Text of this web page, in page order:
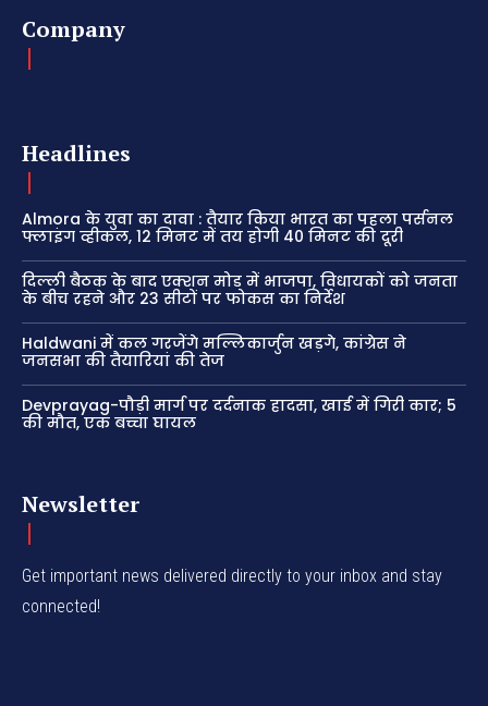
Company
Headlines
Almora के युवा का दावा : तैयार किया भारत का पहला पर्सनल
फ्लाइंग व्हीकल, 12 मिनट में तय होगी 40 मिनट की दूरी
दिल्ली बैठक के बाद एक्शन मोड में भाजपा, विधायकों को जनता
के बीच रहने और 23 सीटों पर फोकस का निर्देश
Haldwani में कल गरजेंगे मल्लिकार्जुन खड़गे, कांग्रेस ने
जनसभा की तैयारियां की तेज
Devprayag-पौड़ी मार्ग पर दर्दनाक हादसा, खाई में गिरी कार; 5
की मौत, एक बच्चा घायल
Newsletter
Get important news delivered directly to your inbox and stay
connected!